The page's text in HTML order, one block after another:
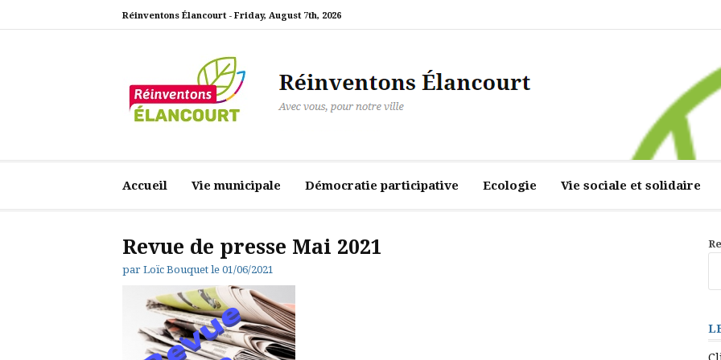
Réinventons Élancourt - Friday, August 7th, 2026
Accueil Vie municipale Démocratie participative Ecologie Vie sociale et solidaire
Revue de presse Mai 2021
par Loïc Bouquet le 01/06/2021